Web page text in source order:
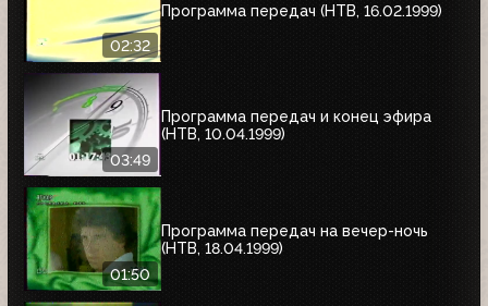
02:32
Программа передач (НТВ, 16.02.1999)
03:49
Программа передач и конец эфира
(НТВ, 10.04.1999)
01:50
Программа передач на вечер-ночь
(НТВ, 18.04.1999)